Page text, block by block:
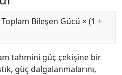
Toplam Bileşen Gücü × (1 +
tahmini güç çekişine bir
güç dalgalanmalarını,